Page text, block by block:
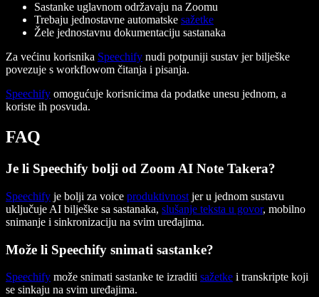
Sastanke uglavnom održavaju na Zoomu
Trebaju jednostavne automatske sažetke
Žele jednostavnu dokumentaciju sastanaka
Za većinu korisnika Speechify nudi potpuniji sustav jer bilješke
povezuje s workflowom čitanja i pisanja.
Speechify omogućuje korisnicima da podatke unesu jednom, a
koriste ih posvuda.
FAQ
Je li Speechify bolji od Zoom AI Note Takera?
Speechify je bolji za voice produktivnost jer u jednom sustavu
uključuje AI bilješke sa sastanaka, slušanje teksta u govor, mobilno
snimanje i sinkronizaciju na svim uređajima.
Može li Speechify snimati sastanke?
Speechify može snimati sastanke te izraditi sažetke i transkripte koji
se sinkaju na svim uređajima.